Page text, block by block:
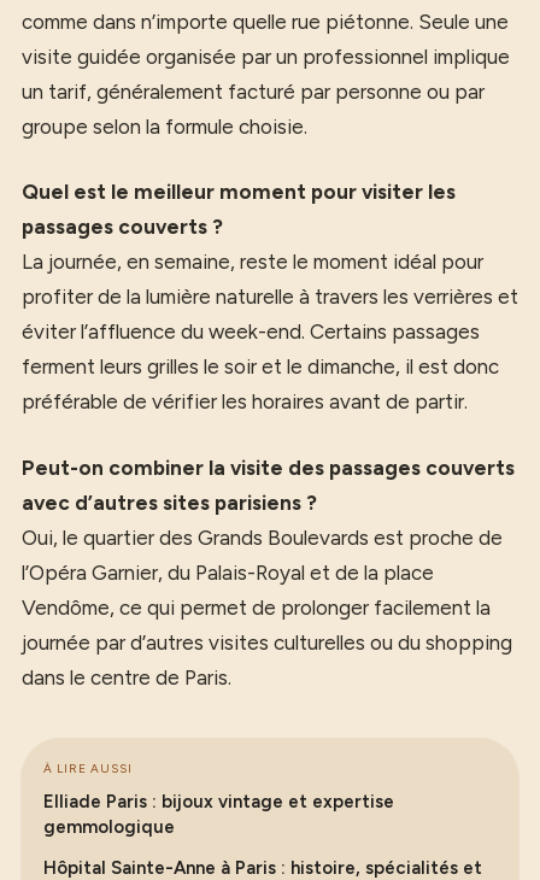
comme dans n’importe quelle rue piétonne. Seule une
visite guidée organisée par un professionnel implique
un tarif, généralement facturé par personne ou par
groupe selon la formule choisie.
Quel est le meilleur moment pour visiter les
passages couverts ?
La journée, en semaine, reste le moment idéal pour
profiter de la lumière naturelle à travers les verrières et
éviter l’affluence du week-end. Certains passages
ferment leurs grilles le soir et le dimanche, il est donc
préférable de vérifier les horaires avant de partir.
Peut-on combiner la visite des passages couverts
avec d’autres sites parisiens ?
Oui, le quartier des Grands Boulevards est proche de
l’Opéra Garnier, du Palais-Royal et de la place
Vendôme, ce qui permet de prolonger facilement la
journée par d’autres visites culturelles ou du shopping
dans le centre de Paris.
À LIRE AUSSI
Elliade Paris : bijoux vintage et expertise
gemmologique
Hôpital Sainte-Anne à Paris : histoire, spécialités et